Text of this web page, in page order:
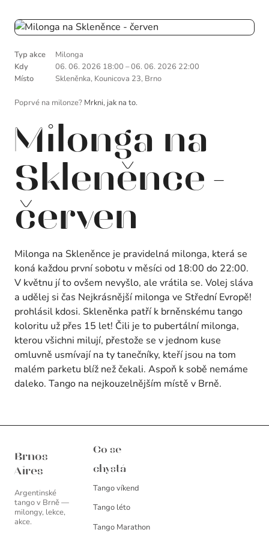
Typ akce
Milonga
Kdy
06. 06. 2026 18:00 –06. 06. 2026 22:00
Místo
Skleněnka, Kounicova 23, Brno
Poprvé na milonze? Mrkni, jak na to.
Milonga na
Skleněnce -
červen
Milonga na Skleněnce je pravidelná milonga, která se
koná každou první sobotu v měsíci od 18:00 do 22:00.
V květnu jí to ovšem nevyšlo, ale vrátila se. Volej sláva
a udělej si čas Nejkrásnější milonga ve Střední Evropě!
prohlásil kdosi. Skleněnka patří k brněnskému tango
koloritu už přes 15 let! Čili je to pubertální milonga,
kterou všichni milují, přestože se v jednom kuse
omluvně usmívají na ty tanečníky, kteří jsou na tom
malém parketu blíž než čekali. Aspoň k sobě nemáme
daleko. Tango na nejkouzelnějším místě v Brně.
Brnos
Aires
Argentinské
tango v Brně —
milongy, lekce,
akce.
Co se
chystá
Tango víkend
Tango léto
Tango Marathon